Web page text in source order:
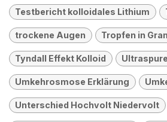
Testbericht kolloidales Lithium
trockene Augen Tropfen in
Tyndall Effekt Kolloid
Umkehrosmose Erklärung
Unterschied Hochvolt Niedervolt